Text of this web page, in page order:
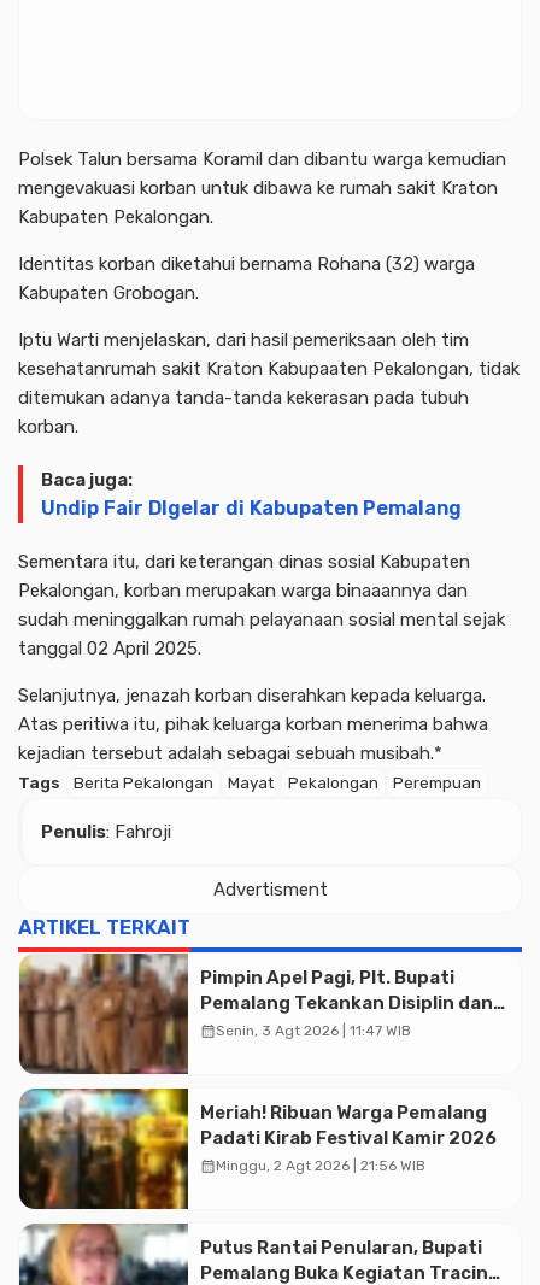
Polsek Talun bersama Koramil dan dibantu warga kemudian
mengevakuasi korban untuk dibawa ke rumah sakit Kraton
Kabupaten Pekalongan.
Identitas korban diketahui bernama Rohana (32) warga
Kabupaten Grobogan.
Iptu Warti menjelaskan, dari hasil pemeriksaan oleh tim
kesehatanrumah sakit Kraton Kabupaaten Pekalongan, tidak
ditemukan adanya tanda-tanda kekerasan pada tubuh
korban.
Baca juga:
Undip Fair DIgelar di Kabupaten Pemalang
Sementara itu, dari keterangan dinas sosial Kabupaten
Pekalongan, korban merupakan warga binaaannya dan
sudah meninggalkan rumah pelayanaan sosial mental sejak
tanggal 02 April 2025.
Selanjutnya, jenazah korban diserahkan kepada keluarga.
Atas peritiwa itu, pihak keluarga korban menerima bahwa
kejadian tersebut adalah sebagai sebuah musibah.*
Tags Berita Pekalongan Mayat Pekalongan Perempuan
Penulis: Fahroji
Advertisment
ARTIKEL TERKAIT
Pimpin Apel Pagi, Plt. Bupati
Pemalang Tekankan Disiplin dan
Soliditas ASN untuk Pelayanan
calendar_monthSenin, 3 Agt 2026 | 11:47 WIB
Meriah! Ribuan Warga Pemalang
Padati Kirab Festival Kamir 2026
calendar_monthMinggu, 2 Agt 2026 | 21:56 WIB
Putus Rantai Penularan, Bupati
Pemalang Buka Kegiatan Tracing